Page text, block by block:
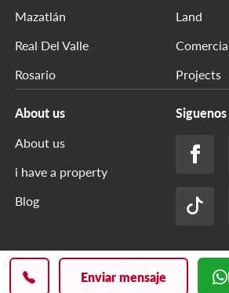
Enviar mensaje
Mazatlán
Real Del Valle
Rosario
Land
Projects
About us
About us
i have a property
Blog
Siguenos
Privacy Policy Derechos